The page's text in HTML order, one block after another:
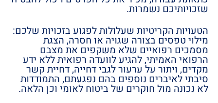
שזכויותיכם נשמרות.
הטעויות הקריטיות שעלולות לפגוע בזכויות שלכם:
מילוי טפסים בצורה שגויה או חסרה, הצגת
מסמכים רפואיים שלא משקפים את מצבם
הרפואי האמיתי, להגיע לוועדה רפואית ללא ידע
מקדים, ויתור על ערעור לגבי דחייה, דחיית קשר
סיבתי לאיברים נוספים בהם נפגעתם, התמודדות
לא נכונה מול חוקרים של ביטוח לאומי וכן הלאה.